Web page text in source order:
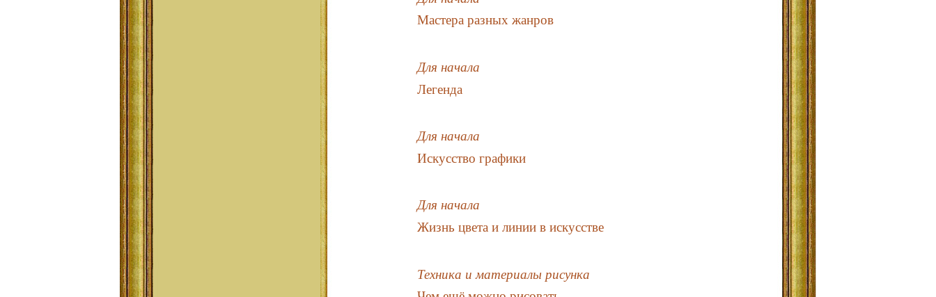
Мастера разных жанров
Для начала
Легенда
Для начала
Искусство графики
Для начала
Жизнь цвета и линии в искусстве
Техника и материалы рисунка